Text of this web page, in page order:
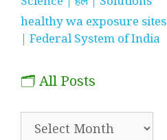
healthy wa exposure sites
| Federal System of India
🗂️ All Posts